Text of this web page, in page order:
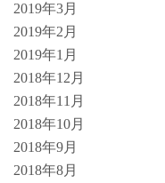
2019年3月
2019年2月
2019年1月
2018年12月
2018年11月
2018年10月
2018年9月
2018年8月